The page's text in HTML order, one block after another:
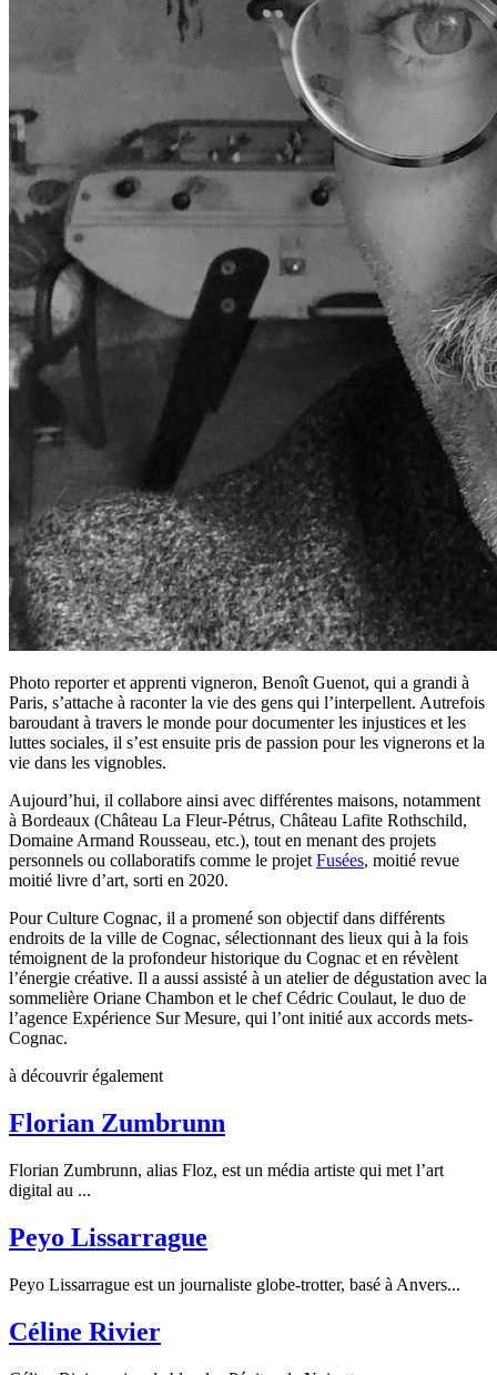
Photo reporter et apprenti vigneron, Benoît Guenot, qui a grandi à
Paris, s’attache à raconter la vie des gens qui l’interpellent. Autrefois
baroudant à travers le monde pour documenter les injustices et les
luttes sociales, il s’est ensuite pris de passion pour les vignerons et la
vie dans les vignobles.
Aujourd’hui, il collabore ainsi avec différentes maisons, notamment
à Bordeaux (Château La Fleur-Pétrus, Château Lafite Rothschild,
Domaine Armand Rousseau, etc.), tout en menant des projets
personnels ou collaboratifs comme le projetFusées, moitié revue
moitié livre d’art, sorti en 2020.
Pour Culture Cognac, il a promené son objectif dans différents
endroits de la ville de Cognac, sélectionnant des lieux qui à la fois
témoignent de la profondeur historique du Cognac et en révèlent
l’énergie créative. Il a aussi assisté à un atelier de dégustation avec la
sommelière Oriane Chambon et le chef Cédric Coulaut, le duo de
l’agence Expérience Sur Mesure, qui l’ont initié aux accords mets-
Cognac.
à découvrir également
Florian Zumbrunn
Florian Zumbrunn, alias Floz, est un média artiste qui met l’art
digital au ...
Peyo Lissarrague
Peyo Lissarrague est un journaliste globe-trotter, basé à Anvers...
Céline Rivier